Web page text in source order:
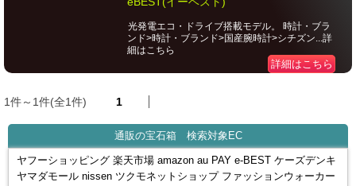
光発電エコ・ドライブ搭載モデル。 時計・ブラ
ンド>時計・ブランド>国産腕時計>シチズン...詳
細はこちら
詳細はこちら
1件～1件(全1件) 1
通販の宝石箱 検索対象EC
ヤフーショッピング 楽天市場 amazon au PAY e-BEST ケーズデンキ
ヤマダモール nissen ツクモネットショップ ファッションウォーカー